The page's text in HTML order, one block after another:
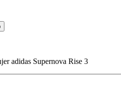
adidas Supernova Rise 3